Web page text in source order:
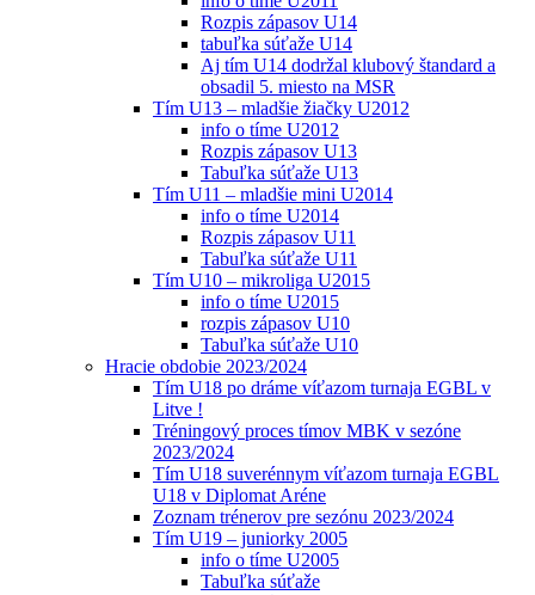
Rozpis zápasov U14
tabuľka súťaže U14
Aj tím U14 dodržal klubový štandard a
obsadil 5. miesto na MSR
Tím U13 – mladšie žiačky U2012
info o tíme U2012
Rozpis zápasov U13
Tabuľka súťaže U13
Tím U11 – mladšie mini U2014
info o tíme U2014
Rozpis zápasov U11
Tabuľka súťaže U11
Tím U10 – mikroliga U2015
info o tíme U2015
rozpis zápasov U10
Tabuľka súťaže U10
Hracie obdobie 2023/2024
Tím U18 po dráme víťazom turnaja EGBL v
Litve !
Tréningový proces tímov MBK v sezóne
2023/2024
Tím U18 suverénnym víťazom turnaja EGBL
U18 v Diplomat Aréne
Zoznam trénerov pre sezónu 2023/2024
Tím U19 – juniorky 2005
info o tíme U2005
Tabuľka súťaže